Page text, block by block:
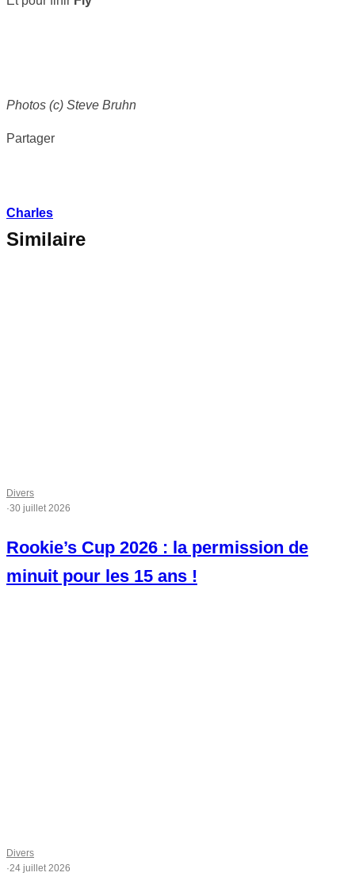
Photos (c) Steve Bruhn
Partager
Charles
Similaire
Divers
·30 juillet 2026
Rookie’s Cup 2026 : la permission de
minuit pour les 15 ans !
Divers
·24 juillet 2026